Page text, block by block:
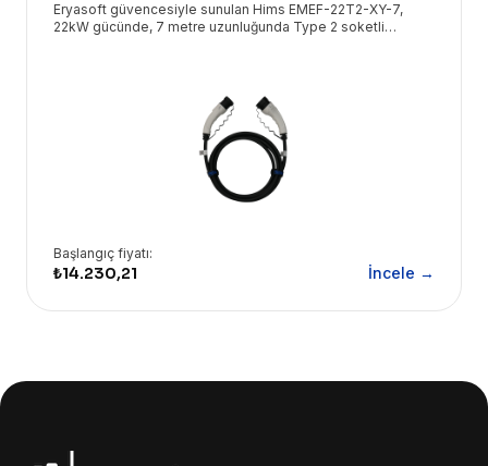
Eryasoft güvencesiyle sunulan Hims EMEF-22T2-XY-7,
22kW gücünde, 7 metre uzunluğunda Type 2 soketli
Başlangıç fiyatı:
₺14.230,21 İncele →